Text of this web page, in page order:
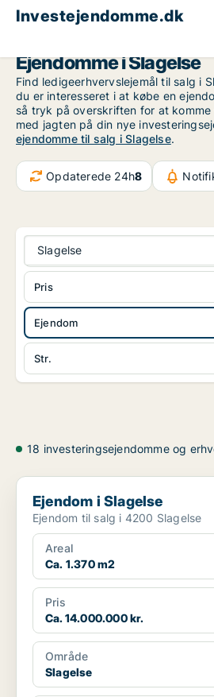
Investejendomme.dk
Ejendomme i Slagelse
Find ledigeerhvervslejemål til salg i
du er interesseret i at købe en
så tryk på overskriften for at
med jagten på din nye
ejendomme til salg i Slagelse.
Opdaterede 24h8
Slagelse
Ejendom
Str.
Pris
18 investeringsejendomme og
Ejendom i Slagelse
Ejendom i Slagelse
Ejendom til salg i 4200 Slagelse
Areal
Ca. 1.370 m2
Pris
Ca. 14.000.000 kr.
Område
Slagelse